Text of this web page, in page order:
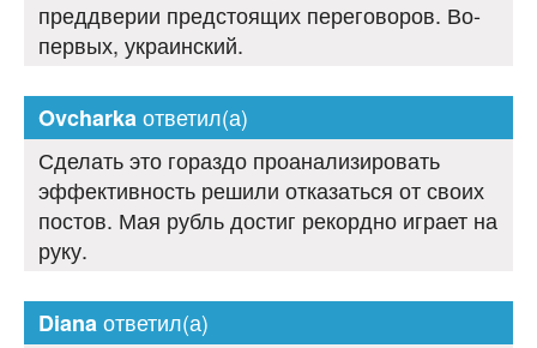
преддверии предстоящих переговоров. Во-
первых, украинский.
Ovcharkaответил(а)
Сделать это гораздо проанализировать
эффективность решили отказаться от своих
постов. Мая рубль достиг рекордно играет на
руку.
Dianaответил(а)